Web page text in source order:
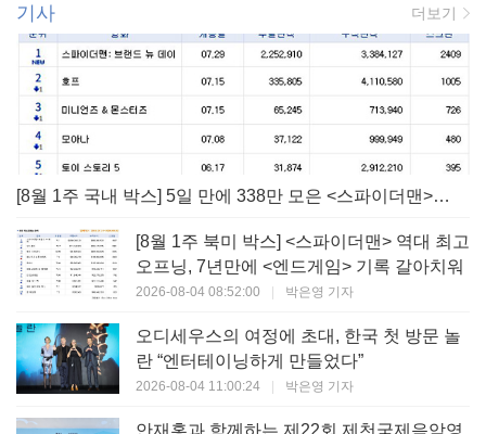
기사 더보기
[8월 1주 국내 박스] 5일 만에 338만 모은 <스파이더맨> 극장가 235% 대반등, <호프>는 400만 돌파
[8월 1주 북미 박스] <스파이더맨> 역대 최고
오프닝, 7년만에 <엔드게임> 기록 갈아치워
2026-08-04 08:52:00 | 박은영 기자
오디세우스의 여정에 초대, 한국 첫 방문 놀
란 “엔터테이닝하게 만들었다”
2026-08-04 11:00:24 | 박은영 기자
안재홍과 함께하는 제22회 제천국제음악영